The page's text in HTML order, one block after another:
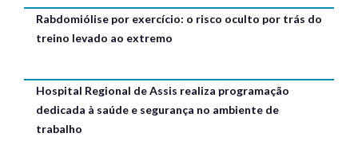
Rabdomiólise por exercício: o risco oculto por trás do
treino levado ao extremo
Hospital Regional de Assis realiza programação
dedicada à saúde e segurança no ambiente de
trabalho